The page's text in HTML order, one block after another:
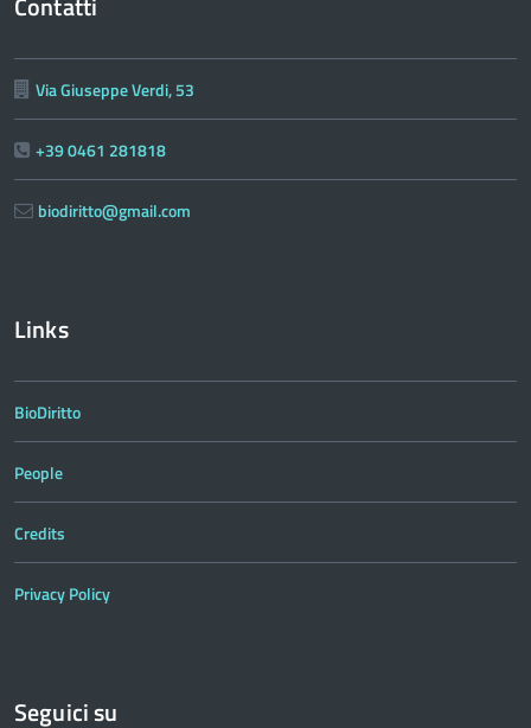
Via Giuseppe Verdi, 53
+39 0461 281818
biodiritto@gmail.com
Links
BioDiritto
People
Credits
Privacy Policy
Seguici su